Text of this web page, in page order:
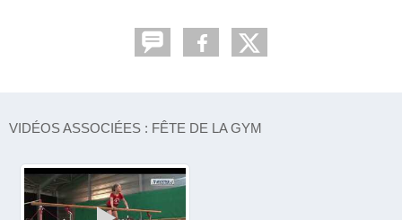
VIDÉOS ASSOCIÉES : FÊTE DE LA GYM